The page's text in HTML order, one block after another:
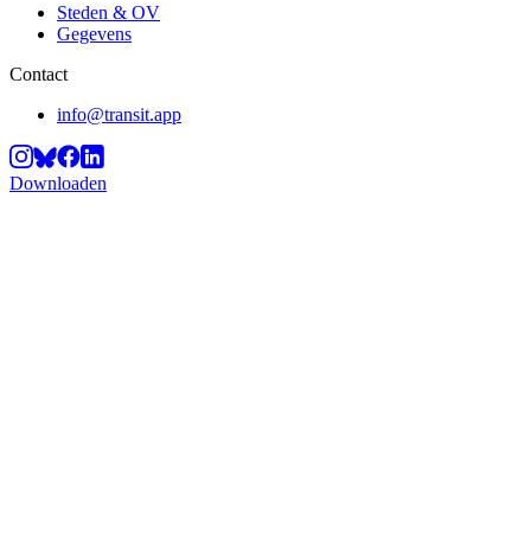
Steden & OV
Gegevens
Contact
info@transit.app
Downloaden